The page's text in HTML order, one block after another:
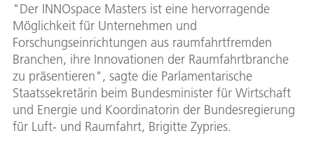
"Der INNOspace Masters ist eine hervorragende
Möglichkeit für Unternehmen und
Forschungseinrichtungen aus raumfahrtfremden
Branchen, ihre Innovationen der Raumfahrtbranche
zu präsentieren", sagte die Parlamentarische
Staatssekretärin beim Bundesminister für Wirtschaft
und Energie und Koordinatorin der Bundesregierung
für Luft- und Raumfahrt, Brigitte Zypries.